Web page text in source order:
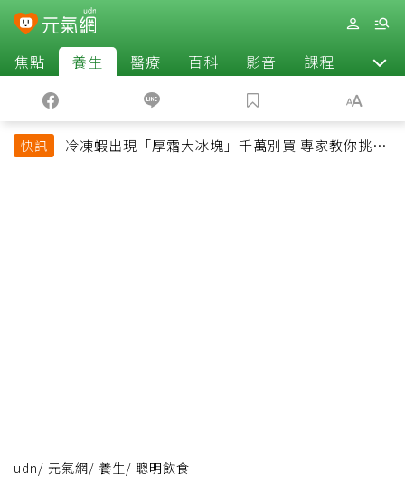
焦點 養生 醫療 百科 影音 課程 退休
快訊
冷凍蝦出現「厚霜大冰塊」千萬別買 專家教你挑出
udn/ 元氣網/ 養生/ 聰明飲食